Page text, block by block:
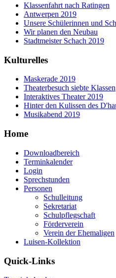
Klassenfahrt nach Ratingen
Antwerpen 2019
Unsere Schülerinnen und
Wir planen den Neubau
Stadtmeister Schach 2019
Kulturelles
Maskerade 2019
Theaterbesuch siebte Klassen
Interaktives Theater 2019
Hinter den Kulissen des
Musikabend 2019
Home
Downloadbereich
Terminkalender
Login
Sprechstunden
Personen
Schulleitung
Sekretariat
Schulpflegschaft
Förderverein
Verein der Ehemaligen
Luisen-Kollektion
Quick-Links